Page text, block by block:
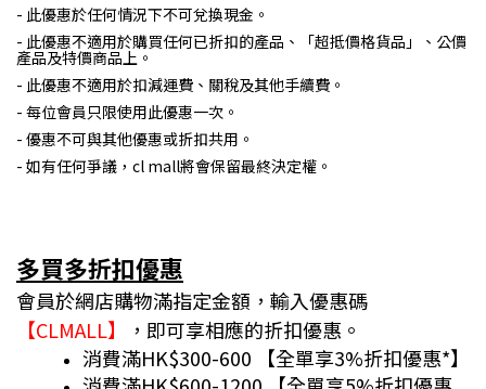
- 此優惠於任何情況下不可兌換現金。
- 此優惠不適用於購買任何已折扣的產品、「超抵價格貨品」、公價
產品及特價商品上。
- 此優惠不適用於扣減運費、關稅及其他手續費。
- 每位會員只限使用此優惠一次。
- 優惠不可與其他優惠或折扣共用。
- 如有任何爭議，cl mall將會保留最終決定權。
多買多折扣優惠
會員於網店購物滿指定金額，輸入優惠碼
【CLMALL】
，即可享相應的折扣優惠。
消費滿HK$300-600 【全單享3%折扣優惠*】